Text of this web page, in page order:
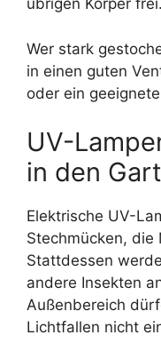
übrigen Körper frei.
Wer stark
in einen guten
oder ein
UV-
in den
Elektrische UV-
Stechmücken, die
Stattdessen
andere Insekten
Außenbereich
Lichtfallen nicht